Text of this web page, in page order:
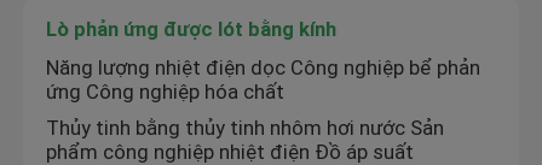
Lò phản ứng được lót bằng kính
Năng lượng nhiệt điện dọc Công nghiệp bể phản
ứng Công nghiệp hóa chất
Thủy tinh bằng thủy tinh nhôm hơi nước Sản
phẩm công nghiệp nhiệt điện Đồ áp suất